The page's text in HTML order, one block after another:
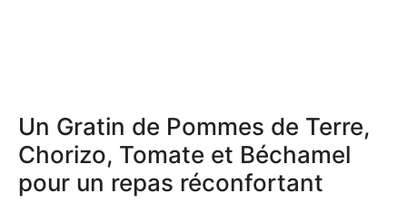
Un Gratin de Pommes de Terre,
Chorizo, Tomate et Béchamel
pour un repas réconfortant